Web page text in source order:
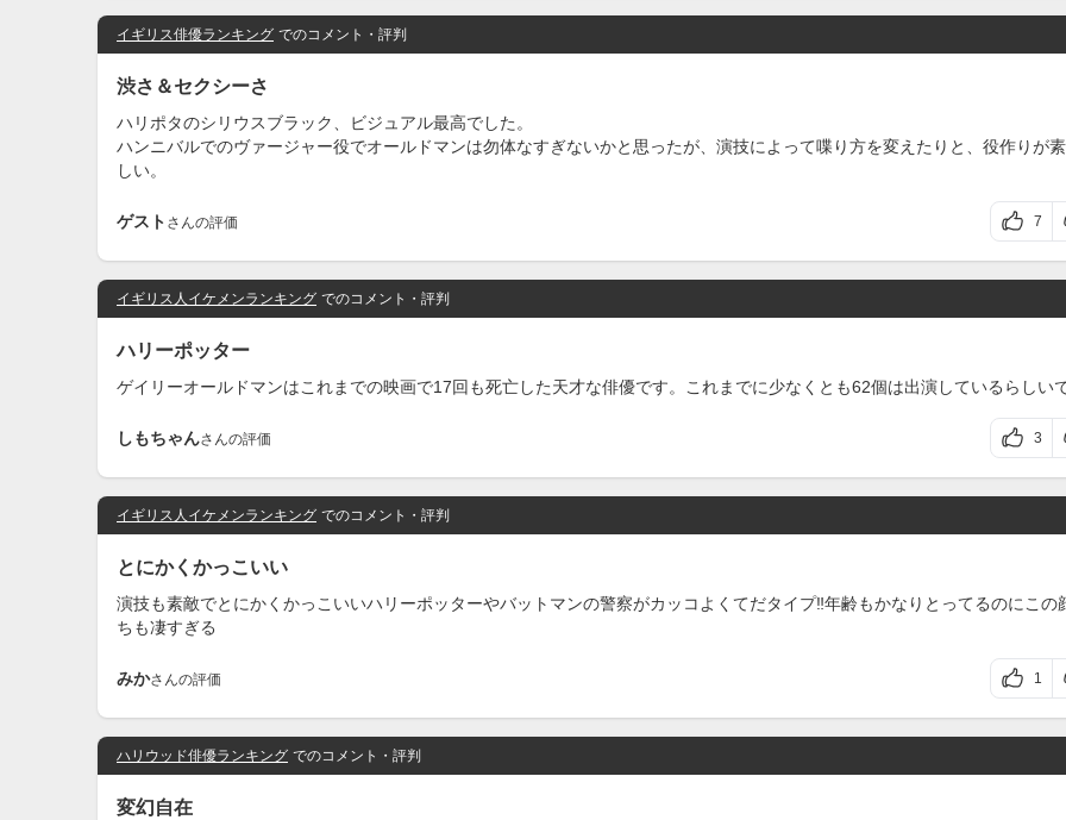
イギリス俳優ランキング でのコメント・評判
渋さ＆セクシーさ
ハリポタのシリウスブラック、ビジュアル最高でした。
ハンニバルでのヴァージャー役でオールドマンは勿体なすぎないかと思ったが、演技によって喋り方を変えたりと、役作りが
しい。
ゲスト さんの評価 7
イギリス人イケメンランキング でのコメント・評判
ハリーポッター
ゲイリーオールドマンはこれまでの映画で17回も死亡した天才な俳優です。これまでに少なくとも62個は出演しているらしい
しもちゃんさんの評価 3
イギリス人イケメンランキング でのコメント・評判
とにかくかっこいい
演技も素敵でとにかくかっこいいハリーポッターやバットマンの警察がカッコよくてだタイプ‼️年齢もかなりとってるのにこの
ちも凄すぎる
みかさんの評価 1
ハリウッド俳優ランキング でのコメント・評判
変幻自在